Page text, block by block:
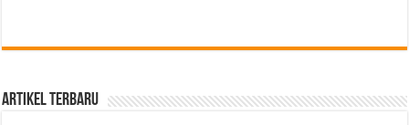
Artikel Terbaru